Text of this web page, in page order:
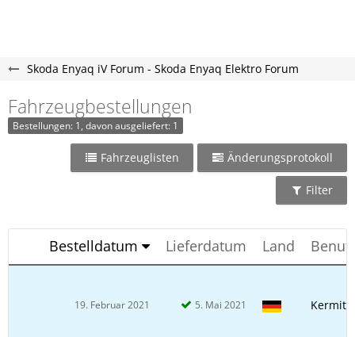
Skoda Enyaq iV Forum - Skoda Enyaq Elektro Forum
Fahrzeugbestellungen
Bestellungen: 1, davon ausgeliefert: 1
Fahrzeuglisten Änderungsprotokoll
Filter
Bestelldatum Lieferdatum Land
19. Februar 2021 5. Mai 2021 Kermit